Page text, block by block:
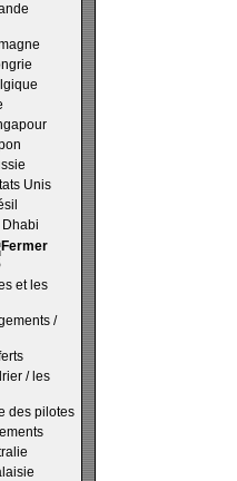
Unis
et les
/
/ les
des pilotes